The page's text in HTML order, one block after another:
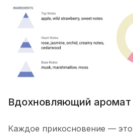
Вдохновляющий
Каждое прикосновение — это